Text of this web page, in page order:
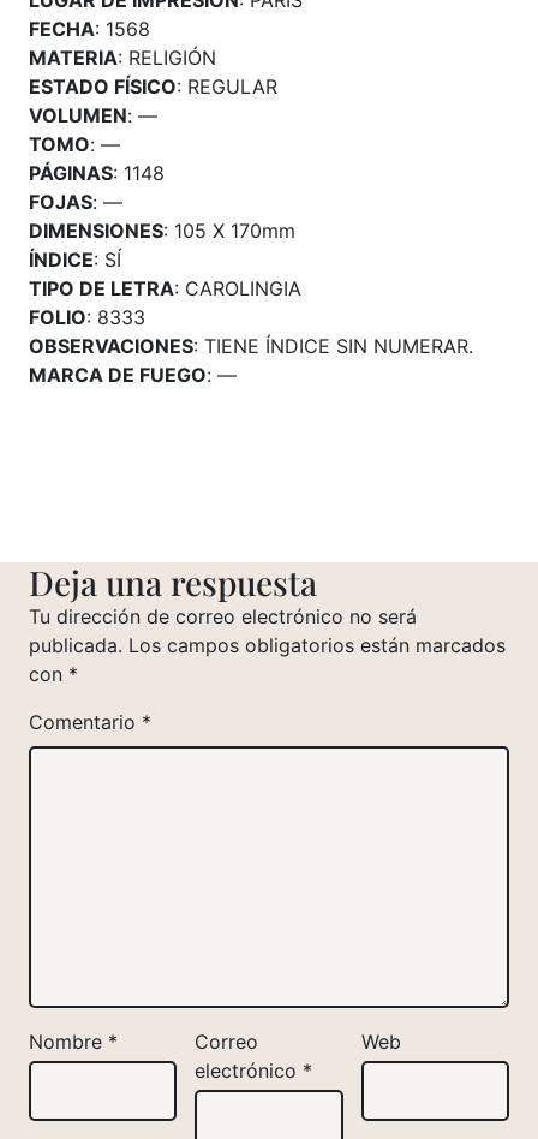
FECHA: 1568
MATERIA: RELIGIÓN
ESTADO FÍSICO: REGULAR
VOLUMEN: —
TOMO: —
PÁGINAS: 1148
FOJAS: —
DIMENSIONES: 105 X 170mm
ÍNDICE: SÍ
TIPO DE LETRA: CAROLINGIA
FOLIO: 8333
OBSERVACIONES: TIENE ÍNDICE SIN NUMERAR.
MARCA DE FUEGO: —
Deja una respuesta
Tu dirección de correo electrónico no será
publicada. Los campos obligatorios están marcados
con *
Comentario *
Nombre *
Correo
electrónico *
Web